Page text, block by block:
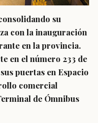
su
con la inauguración
en la provincia.
en el número 233 de
puertas en Espacio
comercial
de Ómnibus